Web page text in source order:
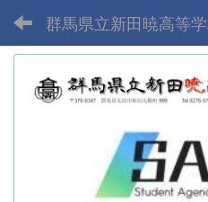
群馬県立新田暁高等